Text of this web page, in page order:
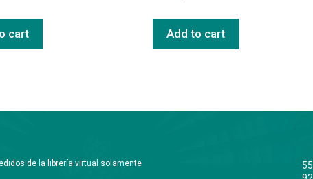
cart Add to cart
de la librería virtual solamente